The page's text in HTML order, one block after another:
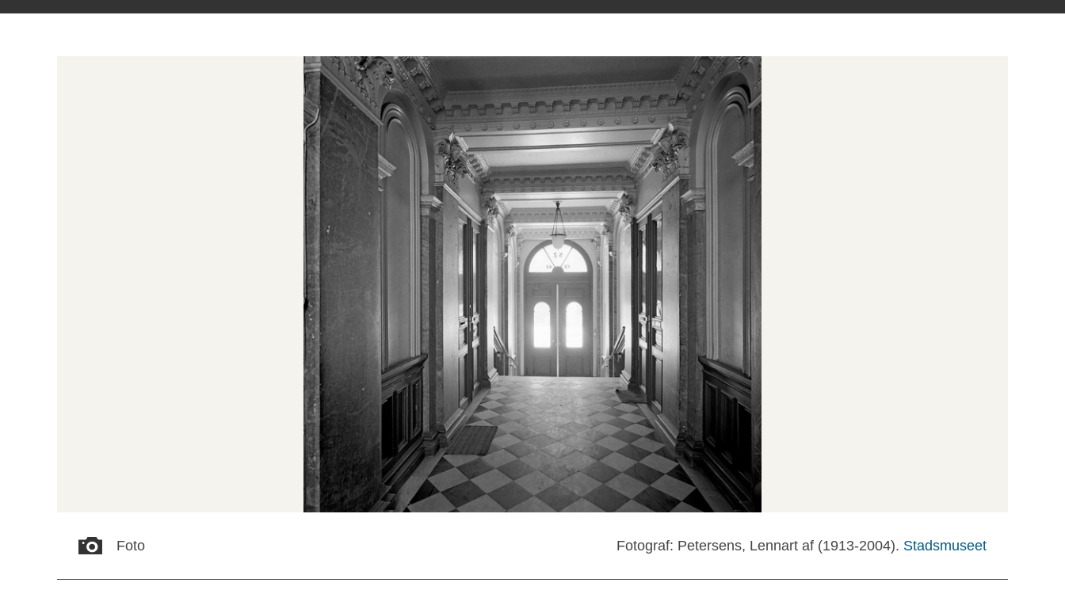
Foto Fotograf: Petersens, Lennart af (1913-2004). Stadsmuseet